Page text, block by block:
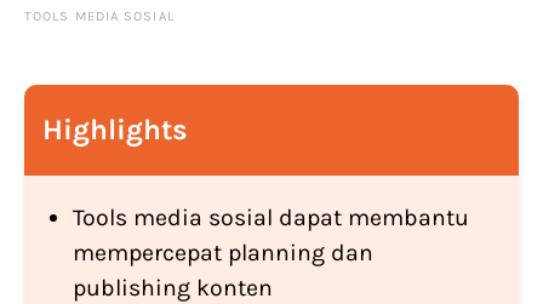
TOOLS MEDIA SOSIAL
Highlights
Tools media sosial dapat membantu
mempercepat planning dan
publishing konten